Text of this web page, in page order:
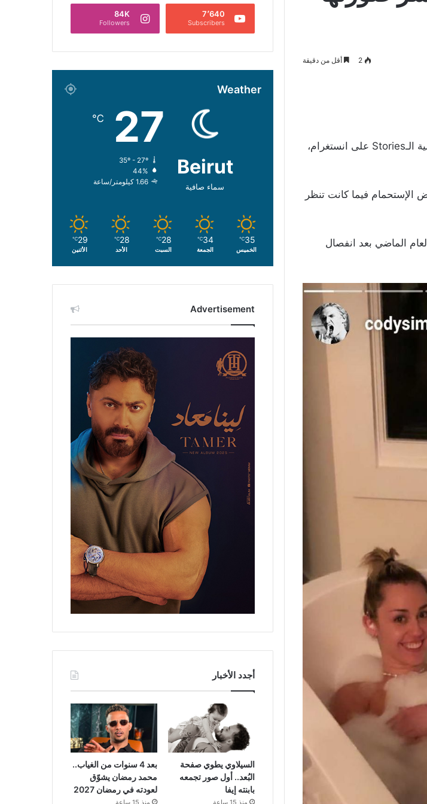
2 أقل من دقيقة
شارك الموسيقي الأسترالي كودي سيمبسون عبر خاصية الـStories على انستغرام،
فيما كانت تنظر
منذ أكتوبر العام الماضي بعد انفصال
7٬640
Subscribers
84K
Followers
Weather
Beirut
سماء صافية
27
℃
35º - 27º
44%
1.66 كيلومتر/ساعة
35
℃
الخميس
34
℃
الجمعة
28
℃
السبت
28
℃
الأحد
29
℃
الأثنين
Advertisement
أجدد الأخبار
السيلاوي يطوي صفحة
البُعد.. أول صور تجمعه
بابنته إيفا
منذ 15 ساعة
بعد 4 سنوات من الغياب..
محمد رمضان يشوّق
لعودته في رمضان 2027
منذ 15 ساعة